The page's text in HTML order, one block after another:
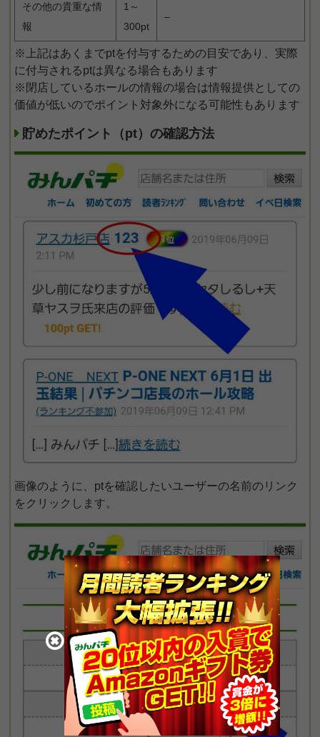
その他の貴重な情
報
1～
300pt
–
※上記はあくまでptを付与するための目安であり、実際
に付与されるptは異なる場合もあります
※閉店しているホールの情報の場合は情報提供としての
価値が低いのでポイント対象外になる可能性もあります
貯めたポイント（pt）の確認方法
画像のように、ptを確認したいユーザーの名前のリンク
をクリックします。